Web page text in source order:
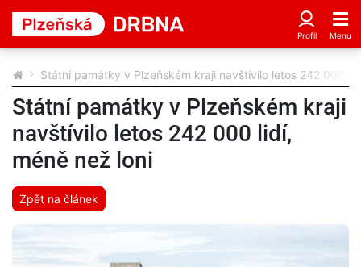
Státní památky v Plzeňském kraji navštívilo letos 242 000
Státní památky v Plzeňském kraji
navštívilo letos 242 000 lidí,
méně než loni
Zpět na článek